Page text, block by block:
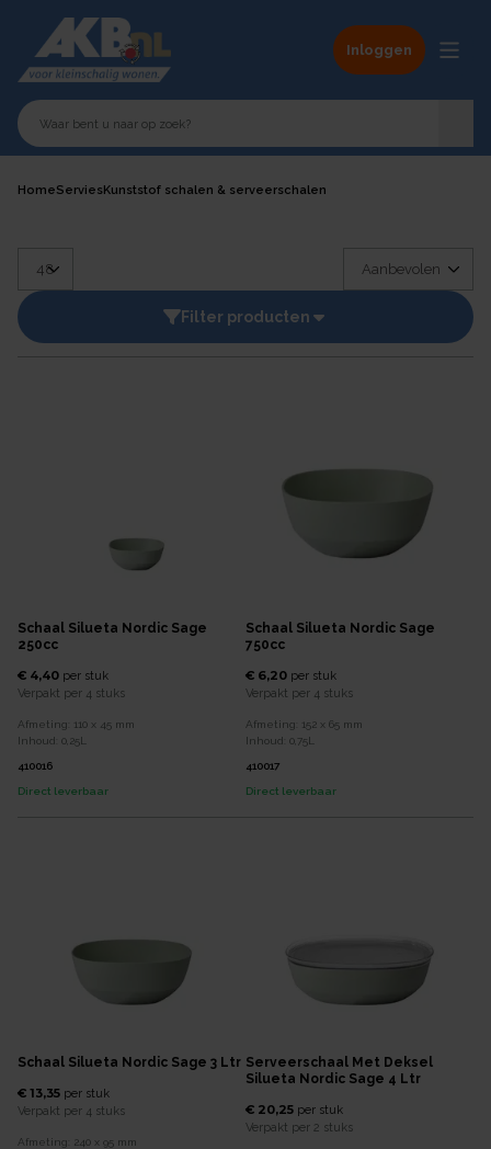
Inloggen
HomeServiesKunststof schalen & serveerschalen
Filter producten
Schaal Silueta Nordic Sage
250cc
€ 4,40 per stuk
Verpakt per 4 stuks
Afmeting: 110 x 45 mm
Inhoud: 0,25L
410016
Direct leverbaar
Schaal Silueta Nordic Sage
750cc
€ 6,20 per stuk
Verpakt per 4 stuks
Afmeting: 152 x 65 mm
Inhoud: 0,75L
410017
Direct leverbaar
Schaal Silueta Nordic Sage 3 Ltr
€ 13,35 per stuk
Verpakt per 4 stuks
Afmeting: 240 x 95 mm
Serveerschaal Met Deksel
Silueta Nordic Sage 4 Ltr
€ 20,25 per stuk
Verpakt per 2 stuks